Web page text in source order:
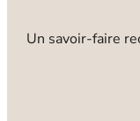
Un savoir-faire